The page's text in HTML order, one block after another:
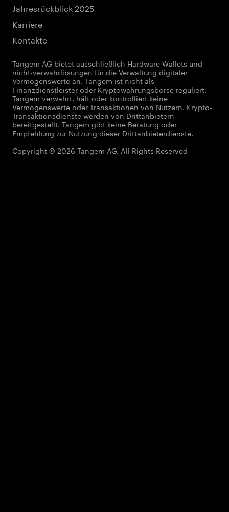
Jahresrückblick 2025
Karriere
Kontakte
Tangem AG bietet ausschließlich Hardware-Wallets und
nicht-verwahrlösungen für die Verwaltung digitaler
Vermögenswerte an. Tangem ist nicht als
Finanzdienstleister oder Kryptowährungsbörse reguliert.
Tangem verwahrt, hält oder kontrolliert keine
Vermögenswerte oder Transaktionen von Nutzern. Krypto-
Transaktionsdienste werden von Drittanbietern
bereitgestellt. Tangem gibt keine Beratung oder
Empfehlung zur Nutzung dieser Drittanbieterdienste.